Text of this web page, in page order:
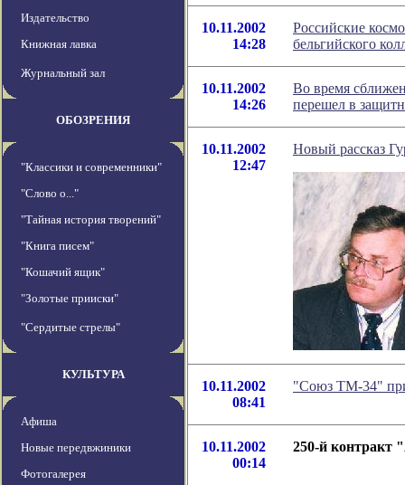
Издательство
Книжная лавка
Журнальный зал
ОБОЗРЕНИЯ
"Классики и современники"
"Слово о..."
"Тайная история творений"
"Книга писем"
"Кошачий ящик"
"Золотые прииски"
"Сердитые стрелы"
КУЛЬТУРА
Афиша
Новые передвжиники
Фотогалерея
10.11.2002
14:28
Российские
бельгийского
10.11.2002
14:26
Во время
перешел в
10.11.2002
12:47
Новый рассказ
10.11.2002
08:41
"Союз ТМ-34"
10.11.2002
00:14
250-й контракт